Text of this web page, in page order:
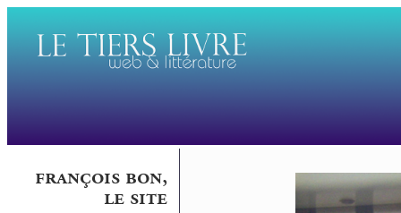
françois bon,
le site